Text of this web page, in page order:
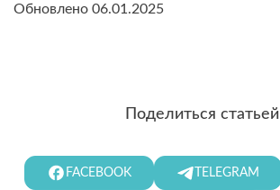
Обновлено 06.01.2025
Поделиться статьей
FACEBOOK TELEGRAM